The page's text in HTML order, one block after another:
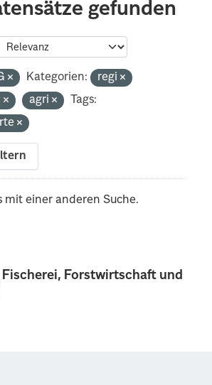
Forstwirtschaft und
gefunden
Kategorien:
regi
agri
Tags:
mit einer anderen Suche.